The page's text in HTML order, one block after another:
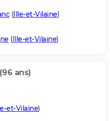
(Ille-et-Vilaine)
(Ille-et-Vilaine)
(96 ans)
et-Vilaine)